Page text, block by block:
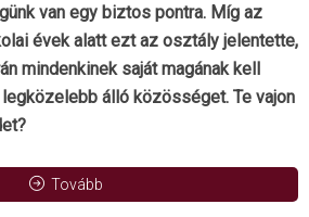
van egy biztos pontra. Míg az
évek alatt ezt az osztály jelentette,
mindenkinek saját magának kell
álló közösséget. Te vajon
Tovább